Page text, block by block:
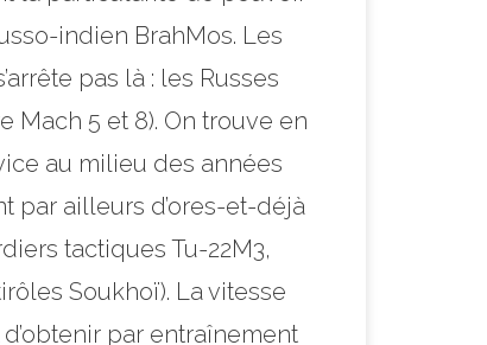
indien BrahMos. Les
pas là : les Russes
5 et 8). On trouve en
au milieu des années
par ailleurs d’ores-et-déjà
tactiques Tu-22M3,
Soukhoï). La vitesse
par entraînement